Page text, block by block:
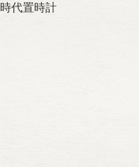
時代置時計